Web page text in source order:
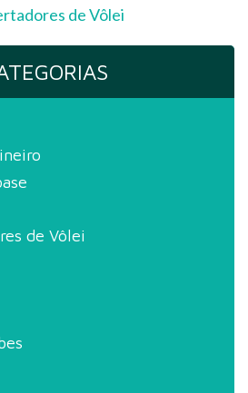
de Vôlei
de Vôlei